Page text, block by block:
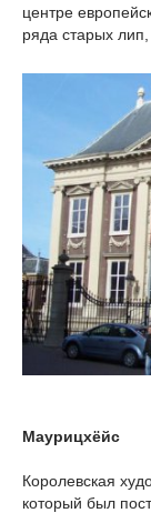
центре
ряда старых лип,
Маурицхёйс
Королевская
который был